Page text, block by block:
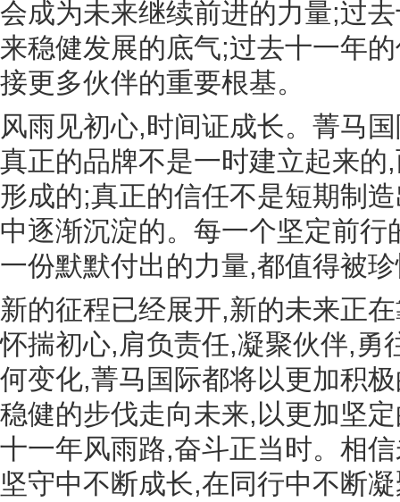
会成为未来继续前进的力量;过
来稳健发展的底气;过去十一年
接更多伙伴的重要根基。
风雨见初心,时间证成长。菁马
真正的品牌不是一时建立起来
形成的;真正的信任不是短期制
中逐渐沉淀的。每一个坚定前
一份默默付出的力量,都值得被
新的征程已经展开,新的未来正
怀揣初心,肩负责任,凝聚伙伴,勇
何变化,菁马国际都将以更加积
稳健的步伐走向未来,以更加坚
十一年风雨路,奋斗正当时。相
坚守中不断成长,在同行中不断